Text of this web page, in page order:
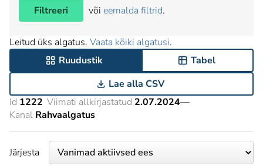
Filtreeri
või eemalda filtrid.
Leitud üks algatus. Vaata kõiki algatusi.
Ruudustik
Tabel
Lae alla CSV
Id 1222 Viimati allkirjastatud 2.07.2024—
Kanal Rahvaalgatus
Järjesta